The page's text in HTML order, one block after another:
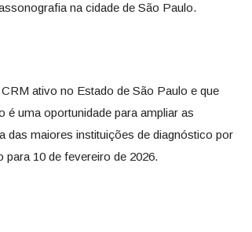
na cidade de São Paulo.
ativo no Estado de São Paulo e que
uma oportunidade para ampliar as
das maiores instituições de diagnóstico por
10 de fevereiro de 2026.